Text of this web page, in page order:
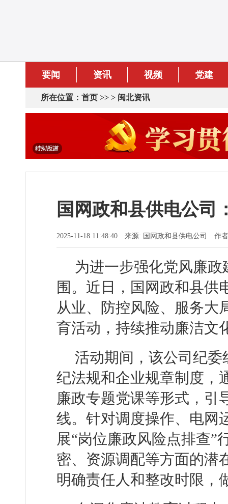
要闻 资讯 视频 党建
所在位置： 首页 >> > 闽北资讯
国网政和县供电公司
2025-11-18 11:48:40 来源: 国网政和县供电公司 作
为进一步强化党风廉
围。近日，国网政和县供
从业、防控风险、服务大
育活动，持续推动廉洁文
活动期间，该公司纪
纪法规和企业规章制度，
廉政专题党课等形式，引
线。针对调度操作、电网
展“岗位廉政风险点排查”
密、资源调配等方面的潜
明确责任人和整改时限，